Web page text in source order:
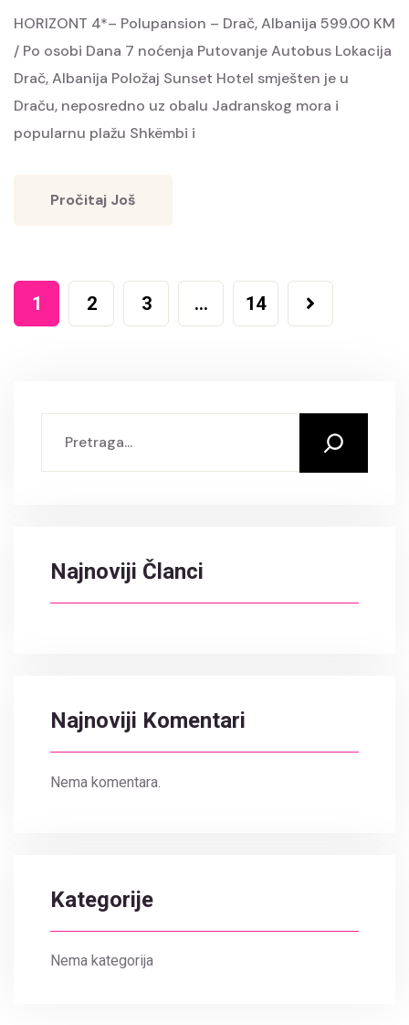
HORIZONT 4*– Polupansion – Drač, Albanija 599.00 KM
/ Po osobi Dana 7 noćenja Putovanje Autobus Lokacija
Drač, Albanija Položaj Sunset Hotel smješten je u
Draču, neposredno uz obalu Jadranskog mora i
popularnu plažu Shkëmbi i
Pročitaj Još
1 2 3 … 14
Najnoviji Članci
Najnoviji Komentari
Nema komentara.
Kategorije
Nema kategorija